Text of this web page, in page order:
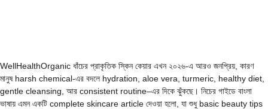
WellHealthOrganic ধাঁচের প্রাকৃতিক স্কিন কেয়ার এখন ২০২৬-এ আরও জনপ্রিয়, কারণ
মানুষ harsh chemical-এর বদলে hydration, aloe vera, turmeric, healthy diet,
gentle cleansing, আর consistent routine–এর দিকে ঝুঁকছে। নিচের গাইডে বাংলা
ভাষায় এমন একটি complete skincare article দেওয়া হলো, যা শুধু basic beauty tips